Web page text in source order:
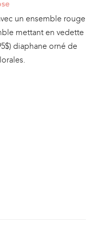
un ensemble rouge
mettant en vedette
diaphane orné de